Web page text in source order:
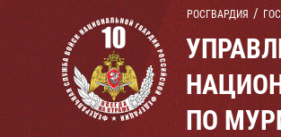
РОСГВАРДИЯ
ПО